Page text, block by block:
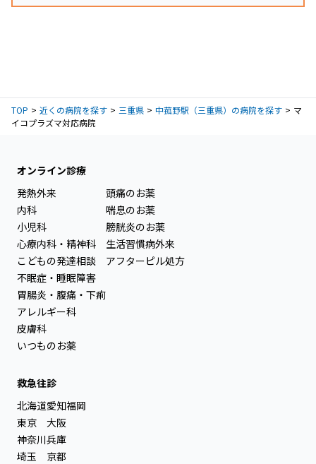
TOP 近くの病院を探す 三重県 中菰野駅（三重県）の病院を探す
マ
イコプラズマ対応病院
オンライン診療
発熱外来
内科
小児科
心療内科・精神科
こどもの発達相談
不眠症・睡眠障害
胃腸炎・腹痛・下痢
アレルギー科
皮膚科
いつものお薬
頭痛のお薬
喘息のお薬
膀胱炎のお薬
生活習慣病外来
アフターピル処方
救急往診
北海道
東京
神奈川
埼玉
愛知
大阪
兵庫
京都
福岡